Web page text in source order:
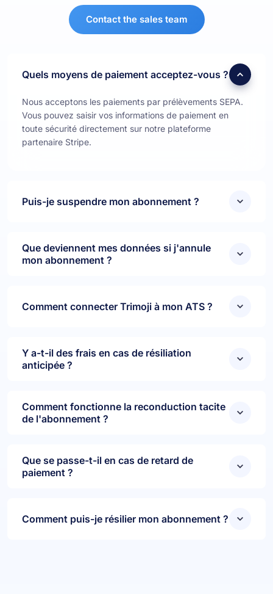
Contact the sales team
Quels moyens de paiement acceptez-vous ?
Nous acceptons les paiements par prélèvements SEPA.
Vous pouvez saisir vos informations de paiement en
toute sécurité directement sur notre plateforme
partenaire Stripe.
Puis-je suspendre mon abonnement ?
Que deviennent mes données si j'annule
mon abonnement ?
Comment connecter Trimoji à mon ATS ?
Y a-t-il des frais en cas de résiliation
anticipée ?
Comment fonctionne la reconduction tacite
de l'abonnement ?
Que se passe-t-il en cas de retard de
paiement ?
Comment puis-je résilier mon abonnement ?